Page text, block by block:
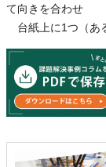
て向きを合わせ
台紙上に1つ（あ